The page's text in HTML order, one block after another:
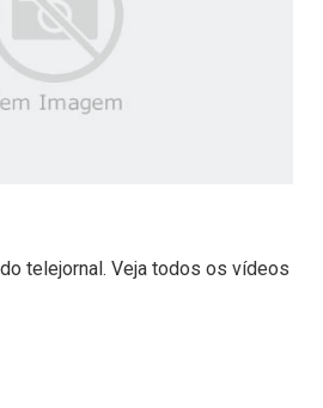
telejornal. Veja todos os vídeos